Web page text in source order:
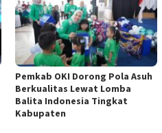
Pemkab OKI Dorong Pola Asuh
Berkualitas Lewat Lomba
Balita Indonesia Tingkat
Kabupaten